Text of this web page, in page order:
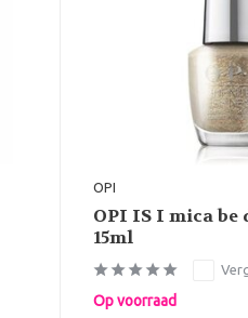
OPI
OPI IS I mica be
15ml
Op voorraad